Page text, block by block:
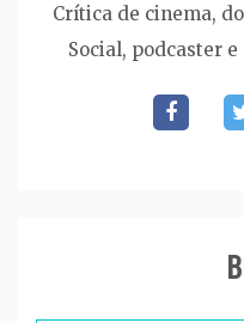
Crítica de cinema,
Social, podcaster